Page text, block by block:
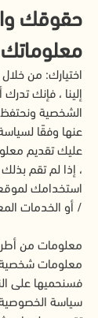
حقوقك
اختيارك: من
إلينا ، فإنك
الشخصية
عنها وفقًا
عليك تقديم
، إذا لم تقم
استخدامك
/ أو الخدمات
معلومات من
معلومات
فسنحميها على
سياسة الخصوصية